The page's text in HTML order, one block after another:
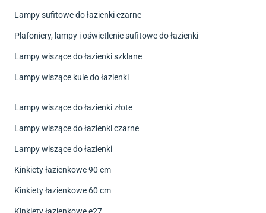
Lampy sufitowe do łazienki czarne
Plafoniery, lampy i oświetlenie sufitowe do łazienki
Lampy wiszące do łazienki szklane
Lampy wiszące kule do łazienki
Lampy wiszące do łazienki złote
Lampy wiszące do łazienki czarne
Lampy wiszące do łazienki
Kinkiety łazienkowe 90 cm
Kinkiety łazienkowe 60 cm